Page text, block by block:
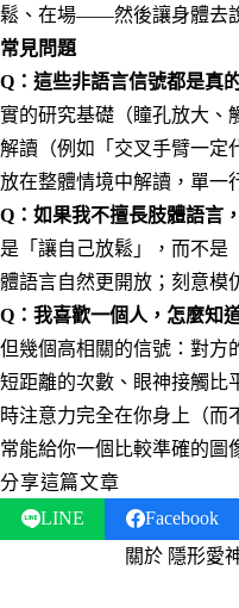
鬆、在場——然後讓身體去
常見問題
Q：這些非語言信號都是真
實的研究基礎（瞳孔放大、
解讀（例如「交叉手臂一定
放在整體情境中解讀，單一
Q：如果我不擅長肢體語言
是「讓自己放鬆」，而不是
體語言自然更開放；刻意模
Q：我喜歡一個人，怎麼知
但幾個高相關的信號：對方
短距離的次數、眼神接觸比
時注意力完全在你身上（而
常能給你一個比較準確的圖
分享這篇文章
LINE
Facebook
關於 隱形愛